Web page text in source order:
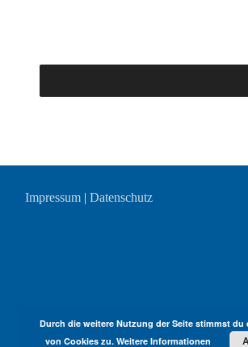
Impressum |Datenschutz
Durch die weitere Nutzung der Seite stimmst du
von Cookies zu.Weitere Informationen